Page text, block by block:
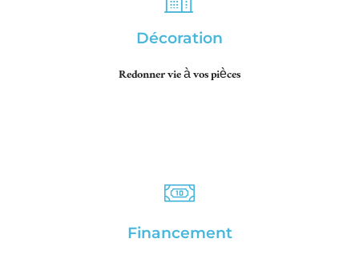
Décoration
Redonner vie à vos pièces
Financement